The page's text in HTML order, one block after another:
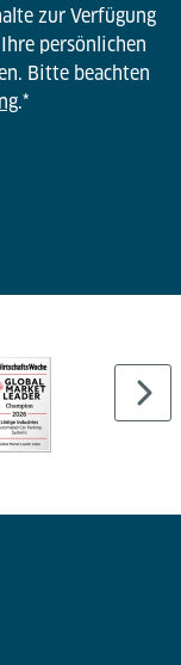
zur Verfügung
persönlichen
Bitte beachten
.*